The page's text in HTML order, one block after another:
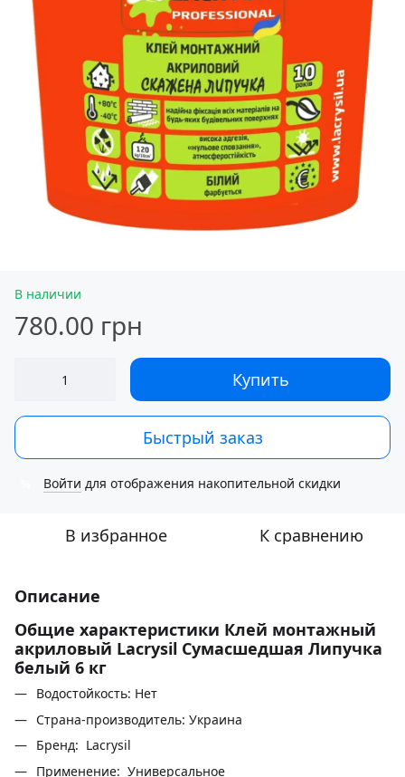
В наличии
780.00 грн
Купить
Быстрый заказ
Войти для отображения накопительной скидки
В избранное К сравнению
Описание
Общие характеристики Клей монтажный
акриловый Lacrysil Сумасшедшая Липучка
белый 6 кг
Водостойкость: Нет
Страна-производитель: Украина
Бренд: Lacrysil
Применение: Универсальное